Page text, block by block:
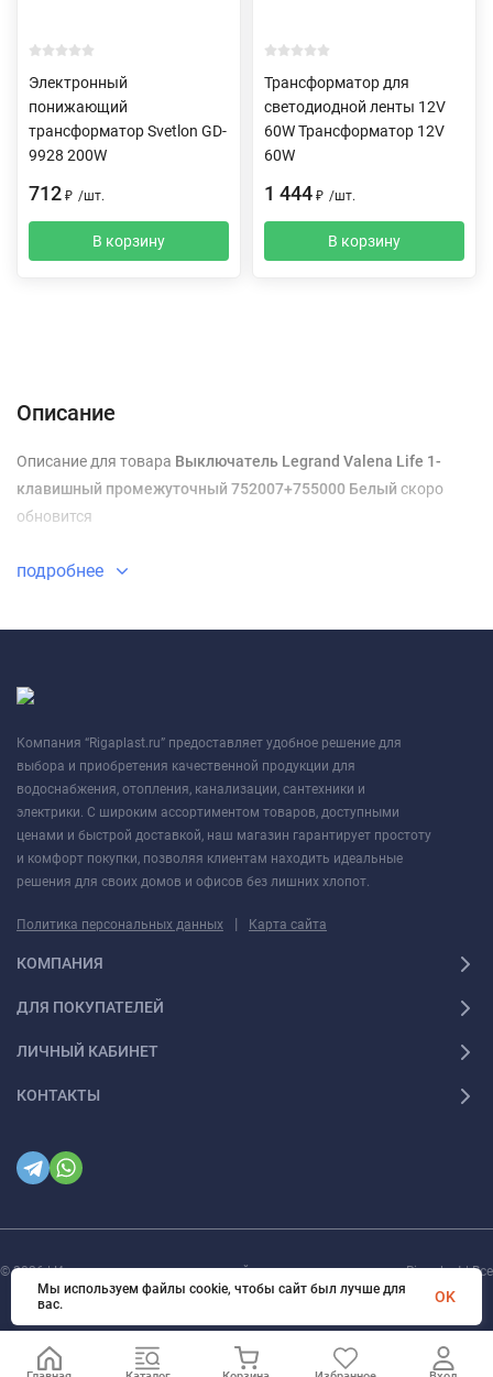
Электронный
понижающий
трансформатор Svetlon GD-
9928 200W
712 ₽ /шт.
В корзину
Трансформатор для
светодиодной ленты 12V
60W Трансформатор 12V
60W
1 444 ₽ /шт.
В корзину
Описание
Описание для товара Выключатель Legrand Valena Life 1-
клавишный промежуточный 752007+755000 Белый скоро
обновится
подробнее
Компания “Rigaplast.ru” предоставляет удобное решение для
выбора и приобретения качественной продукции для
водоснабжения, отопления, канализации, сантехники и
электрики. С широким ассортиментом товаров, доступными
ценами и быстрой доставкой, наш магазин гарантирует простоту
и комфорт покупки, позволяя клиентам находить идеальные
решения для своих домов и офисов без лишних хлопот.
Политика персональных данных | Карта сайта
КОМПАНИЯ
ДЛЯ ПОКУПАТЕЛЕЙ
ЛИЧНЫЙ КАБИНЕТ
КОНТАКТЫ
© 2026 | Интернет магазин инженерной сантехники и электрики Rigaplast | Все
права защищены
Мы используем файлы cookie, чтобы сайт был лучше для
вас.
OK